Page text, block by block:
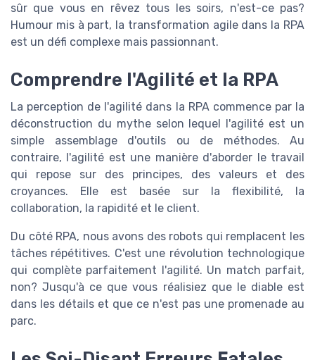
sûr que vous en rêvez tous les soirs, n'est-ce pas?
Humour mis à part, la transformation agile dans la RPA
est un défi complexe mais passionnant.
Comprendre l'Agilité et la RPA
La perception de l'agilité dans la RPA commence par la
déconstruction du mythe selon lequel l'agilité est un
simple assemblage d'outils ou de méthodes. Au
contraire, l'agilité est une manière d'aborder le travail
qui repose sur des principes, des valeurs et des
croyances. Elle est basée sur la flexibilité, la
collaboration, la rapidité et le client.
Du côté RPA, nous avons des robots qui remplacent les
tâches répétitives. C'est une révolution technologique
qui complète parfaitement l'agilité. Un match parfait,
non? Jusqu'à ce que vous réalisiez que le diable est
dans les détails et que ce n'est pas une promenade au
parc.